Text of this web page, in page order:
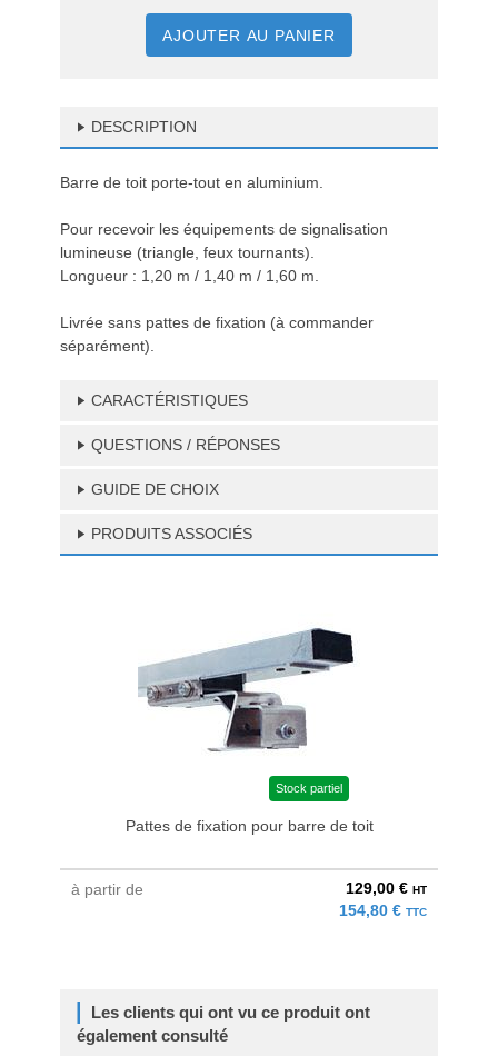
AJOUTER AU PANIER
DESCRIPTION
Barre de toit porte-tout en aluminium.
Pour recevoir les équipements de signalisation
lumineuse (triangle, feux tournants).
Longueur : 1,20 m / 1,40 m / 1,60 m.
Livrée sans pattes de fixation (à commander
séparément).
CARACTÉRISTIQUES
QUESTIONS / RÉPONSES
GUIDE DE CHOIX
PRODUITS ASSOCIÉS
Stock partiel
Pattes de fixation pour barre de toit
à partir de 129,00 € HT
154,80 € TTC
Les clients qui ont vu ce produit ont
également consulté